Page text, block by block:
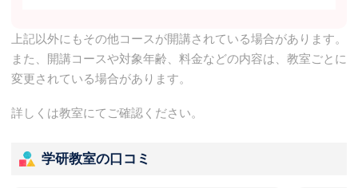
上記以外にもその他コースが開講されている場合があります。
また、開講コースや対象年齢、料金などの内容は、教室ごとに
変更されている場合があります。
詳しくは教室にてご確認ください。
学研教室の口コミ